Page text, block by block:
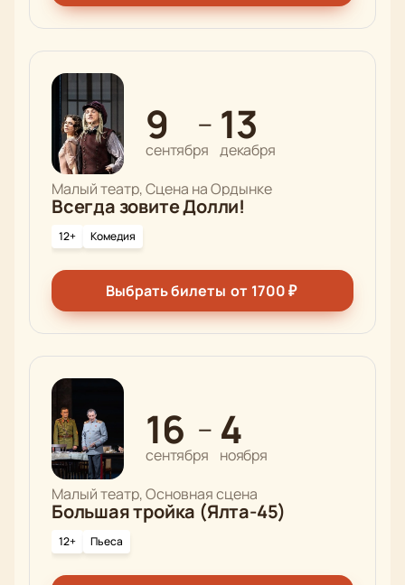
9
сентября
— 13
декабря
Малый театр, Сцена на Ордынке
Всегда зовите Долли!
12+ Комедия
Выбрать билеты от 1700₽
16
сентября
— 4
ноября
Малый театр, Основная сцена
Большая тройка (Ялта-45)
12+ Пьеса